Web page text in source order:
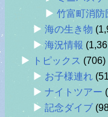
竹富町消防
海の生き物
海況情報
トピックス (706)
お子様連れ
ナイトツアー
記念ダイブ